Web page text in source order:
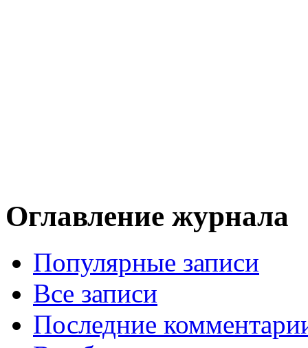
Оглавление журнала
Популярные записи
Все записи
Последние